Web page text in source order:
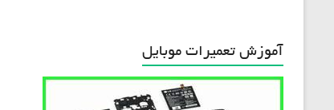
آموزش تعمیرات موبایل